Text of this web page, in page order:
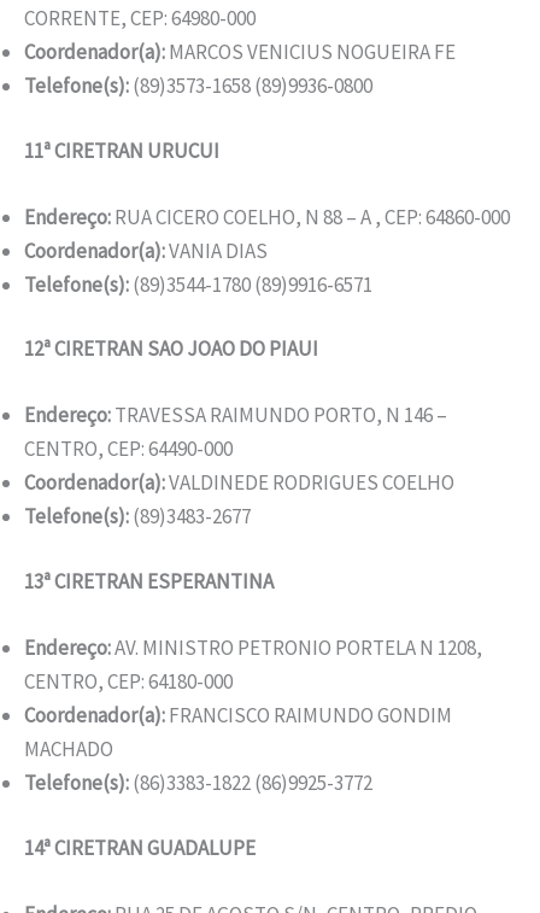
CORRENTE, CEP: 64980-000
Coordenador(a):MARCOS VENICIUS NOGUEIRA FE
Telefone(s):(89)3573-1658 (89)9936-0800
11ª CIRETRAN URUCUI
Endereço:RUA CICERO COELHO, N 88 – A , CEP: 64860-000
Coordenador(a):VANIA DIAS
Telefone(s):(89)3544-1780 (89)9916-6571
12ª CIRETRAN SAO JOAO DO PIAUI
Endereço:TRAVESSA RAIMUNDO PORTO, N 146 –
CENTRO, CEP: 64490-000
Coordenador(a):VALDINEDE RODRIGUES COELHO
Telefone(s):(89)3483-2677
13ª CIRETRAN ESPERANTINA
Endereço:AV. MINISTRO PETRONIO PORTELA N 1208,
CENTRO, CEP: 64180-000
Coordenador(a):FRANCISCO RAIMUNDO GONDIM
MACHADO
Telefone(s):(86)3383-1822 (86)9925-3772
14ª CIRETRAN GUADALUPE